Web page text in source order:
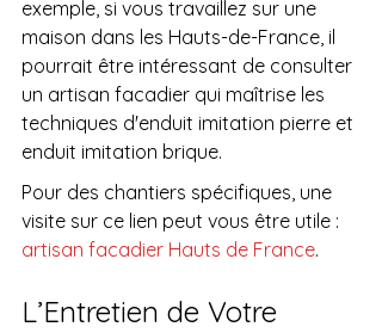
exemple, si vous travaillez sur une
maison dans les Hauts-de-France, il
pourrait être intéressant de consulter
un artisan facadier qui maîtrise les
techniques d'enduit imitation pierre et
enduit imitation brique.
Pour des chantiers spécifiques, une
visite sur ce lien peut vous être utile :
artisan facadier Hauts de France.
L’Entretien de Votre